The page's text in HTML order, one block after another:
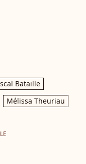
Bataille
Mélissa Theuriau